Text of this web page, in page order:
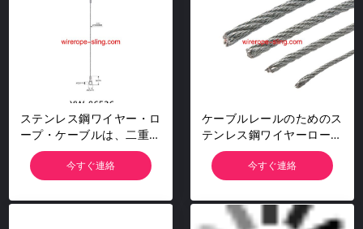
ステンレス鋼ワイヤー・ロ
ープ・ケーブルは、二重ス
ナップフックで槍を投げま
す
今すぐ連絡
ケーブルレールのためのス
テンレス鋼ワイヤーロープ
高張力鋼ケーブル
今すぐ連絡